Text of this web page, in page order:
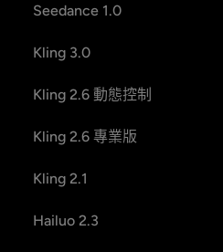
Seedance 1.0
Kling 3.0
Kling 2.6 動態控制
Kling 2.6 專業版
Kling 2.1
Hailuo 2.3